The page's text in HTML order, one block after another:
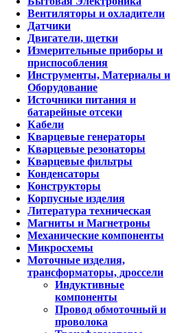
Вентиляторы и охладители
Датчики
Двигатели, щетки
Измерительные приборы и
приспособления
Инструменты, Материалы и
Оборудование
Источники питания и
батарейные отсеки
Кабели
Кварцевые генераторы
Кварцевые резонаторы
Кварцевые фильтры
Конденсаторы
Конструкторы
Корпусные изделия
Литература техническая
Магниты и Магнетроны
Механические компоненты
Микросхемы
Моточные изделия,
трансформаторы, дроссели
Индуктивные
компоненты
Провод обмоточный и
проволока